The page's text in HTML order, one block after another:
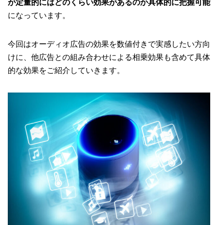
が定量的にはどのくらい効果があるのか具体的に把握可能
になっています。
今回はオーディオ広告の効果を数値付きで実感したい方向
けに、他広告との組み合わせによる相乗効果も含めて具体
的な効果をご紹介していきます。